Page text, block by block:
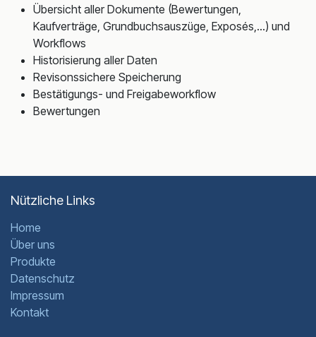
Übersicht aller Dokumente (Bewertungen,
Kaufverträge, Grundbuchsauszüge, Exposés,...) und
Workflows
Historisierung aller Daten
Revisonssichere Speicherung
Bestätigungs- und Freigabeworkflow
Bewertungen
Nützliche Links
Home
Über uns
Produkte
Datenschutz
Impressum
Kontakt